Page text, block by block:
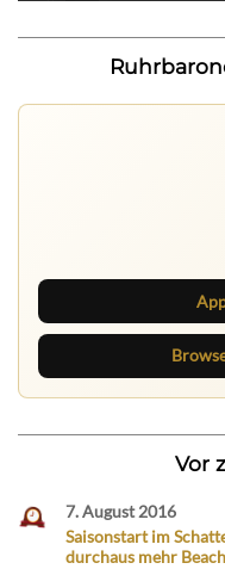
Vor
7. August 2016
Saisonstart im
durchaus mehr